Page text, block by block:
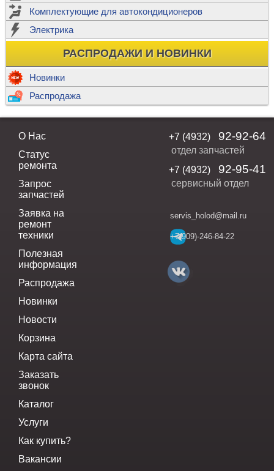
Комплектующие для автокондиционеров
Электрика
РАСПРОДАЖИ И НОВИНКИ
Новинки
Распродажа
О Нас
Статус
ремонта
Запрос
запчастей
Заявка на
ремонт
техники
Полезная
информация
Распродажа
Новинки
Новости
Корзина
Карта сайта
Заказать
звонок
Каталог
Услуги
Как купить?
Вакансии
+7 (4932) 92-92-64
отдел запчастей
+7 (4932)
92-95-41
сервисный отдел
servis_holod@mail.ru
+7(909)-246-84-22